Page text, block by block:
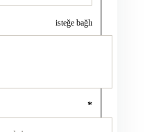
isteğe bağlı
*